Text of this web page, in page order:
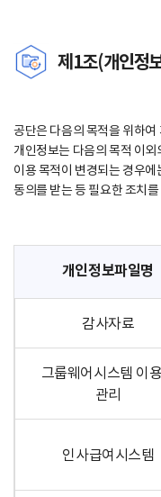
제1조(개인정
공단은 다음의 목적을 위하
개인정보는 다음의 목적 이
이용 목적이 변경되는 경우
동의를 받는 등 필요한 조치
개인정보파일명
감사자료
그룹웨어시스템 이
관리
인사급여시스템